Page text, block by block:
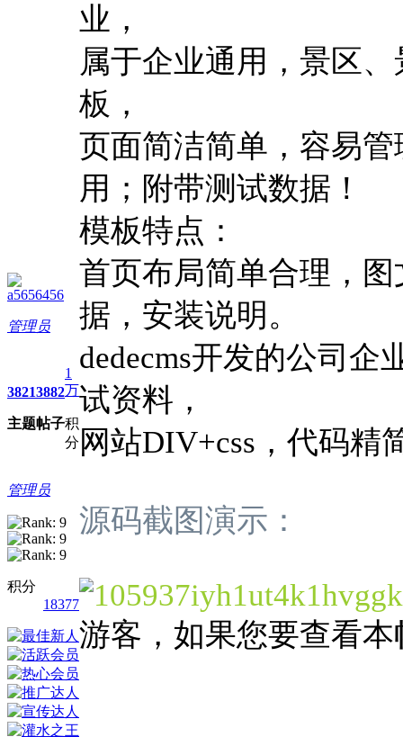
a5656456
管理员
3821
主题
3882
帖子
1
万
积
分
管理员
积分
18377
业，
属于企业通用，景区
板，
页面简洁简单，容易
用；附带测试数据！
模板特点：
首页布局简单合理，
据，安装说明。
dedecms开发的公司
试资料，
网站DIV+css，代码精
源码截图演示：
游客，如果您要查看